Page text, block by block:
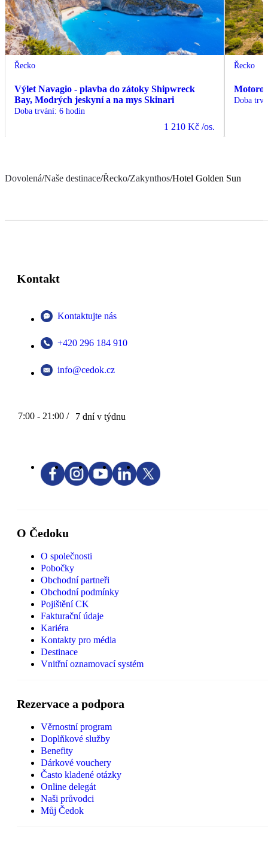
Řecko
Výlet Navagio - plavba do zátoky Shipwreck
Bay, Modrých jeskyní a na mys Skinari
Doba trvání: 6 hodin
1 210 Kč /os.
Řecko
Doba
Dovolená/Naše destinace/Řecko/Zakynthos/Hotel Golden Sun
Kontakt
Kontaktujte nás
+420 296 184 910
info@cedok.cz
7:00 - 21:00 / 7 dní v týdnu
O Čedoku
O společnosti
Pobočky
Obchodní partneři
Obchodní podmínky
Pojištění CK
Fakturační údaje
Kariéra
Kontakty pro média
Destinace
Vnitřní oznamovací systém
Rezervace a podpora
Věrnostní program
Doplňkové služby
Benefity
Dárkové vouchery
Často kladené otázky
Online delegát
Naši průvodci
Můj Čedok